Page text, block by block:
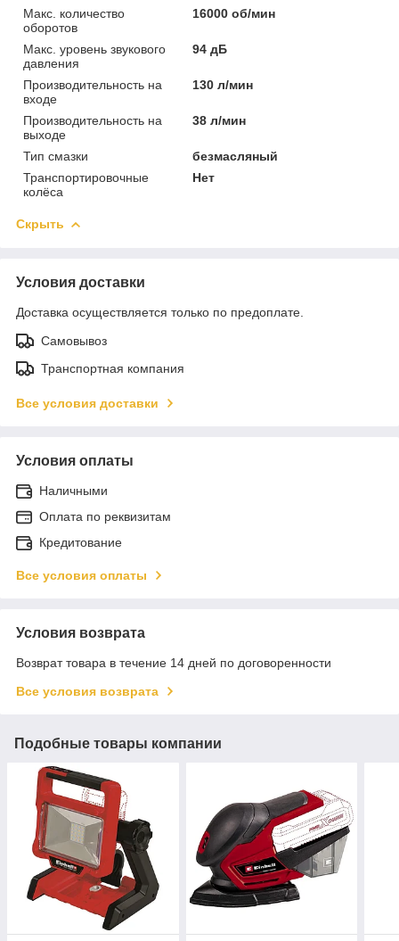
Макс. количество
оборотов
16000 об/мин
Макс. уровень звукового
давления
94 дБ
Производительность на
входе
130 л/мин
Производительность на
выходе
38 л/мин
Тип смазки
безмасляный
Транспортировочные
колёса
Нет
Скрыть
Условия доставки
Доставка осуществляется только по предоплате.
Самовывоз
Транспортная компания
Все условия доставки
Условия оплаты
Наличными
Оплата по реквизитам
Кредитование
Все условия оплаты
Условия возврата
Возврат товара в течение 14 дней по договоренности
Все условия возврата
Подобные товары компании